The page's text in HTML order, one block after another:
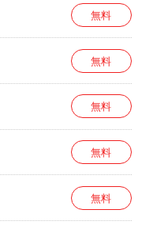
無料
無料
無料
無料
無料